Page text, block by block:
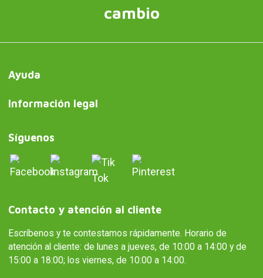
cambio
Ayuda
Información legal
Síguenos
Contacto y atención al cliente
Escríbenos y te contestamos rápidamente. Horario de
atención al cliente: de lunes a jueves, de 10:00 a 14:00 y de
15:00 a 18:00; los viernes, de 10:00 a 14:00.